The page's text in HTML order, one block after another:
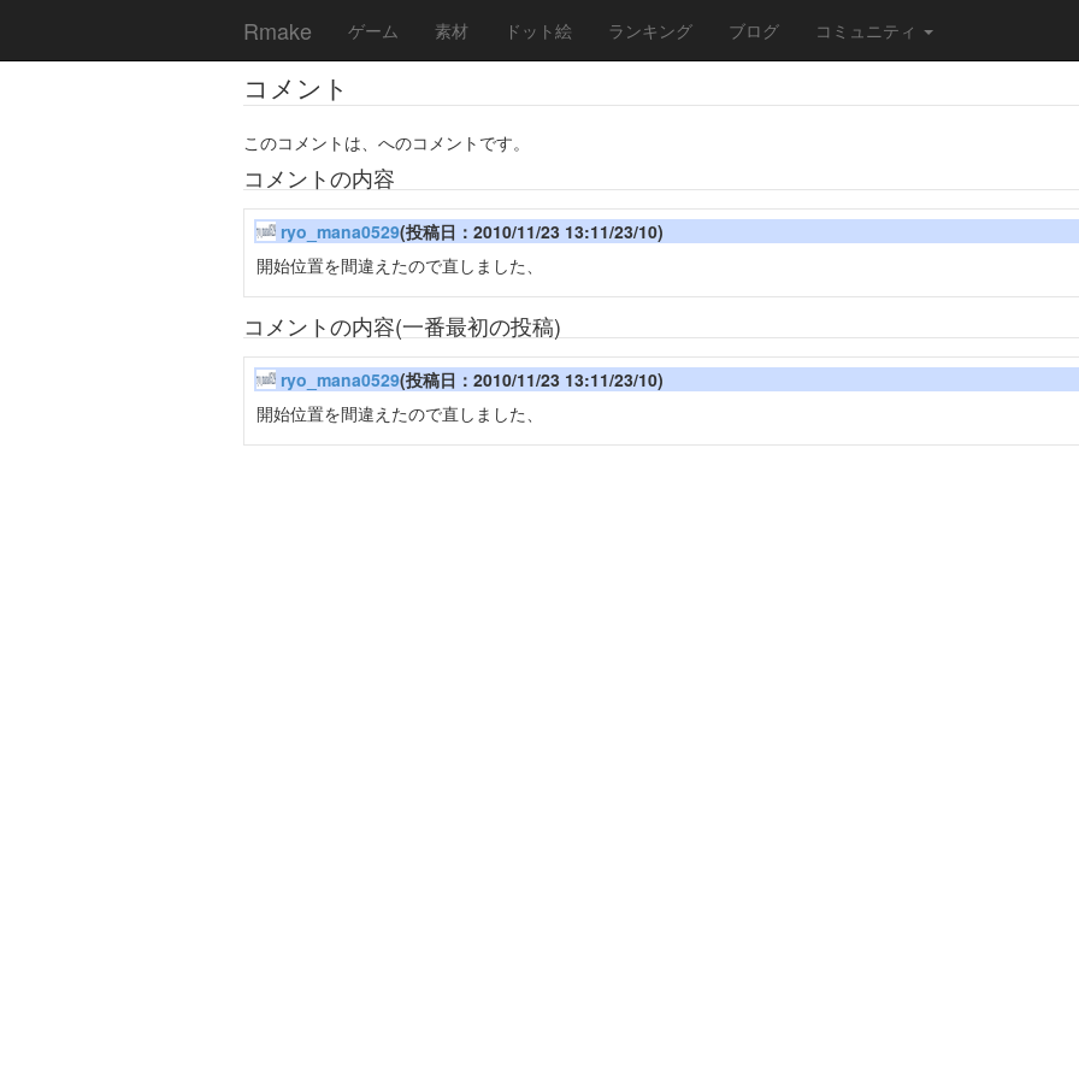
Rmake ゲーム 素材 ドット絵 ランキング ブログ コミュニティ
コメント
このコメントは、へのコメントです。
コメントの内容
ryo_mana0529(投稿日：2010/11/23 13:11/23/10)
開始位置を間違えたので直しました、
コメントの内容(一番最初の投稿)
ryo_mana0529(投稿日：2010/11/23 13:11/23/10)
開始位置を間違えたので直しました、